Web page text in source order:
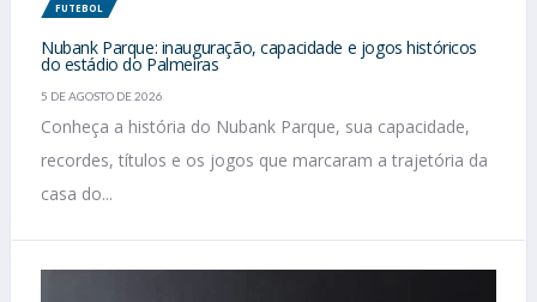
FUTEBOL
Nubank Parque: inauguração, capacidade e jogos históricos
do estádio do Palmeiras
5 DE AGOSTO DE 2026
Conheça a história do Nubank Parque, sua capacidade,
recordes, títulos e os jogos que marcaram a trajetória da
casa do...